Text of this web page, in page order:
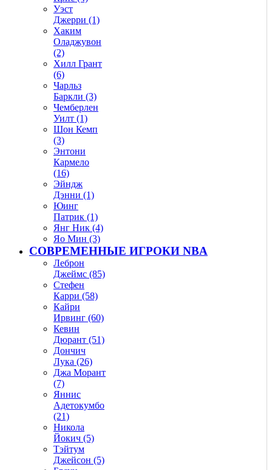
Уэст
Джерри (1)
Хаким
Оладжувон
(2)
Хилл Грант
(6)
Чарльз
Баркли (3)
Чемберлен
Уилт (1)
Шон Кемп
(3)
Энтони
Кармело
(16)
Эйндж
Дэнни (1)
Юинг
Патрик (1)
Янг Ник (4)
Яо Мин (3)
СОВРЕМЕННЫЕ ИГРОКИ NBA
Леброн
Джеймс (85)
Стефен
Карри (58)
Кайри
Ирвинг (60)
Кевин
Дюрант (51)
Дончич
Лука (26)
Джа Морант
(7)
Яннис
Адетокумбо
(21)
Никола
Йокич (5)
Тэйтум
Джейсон (5)